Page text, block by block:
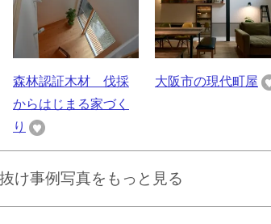
森林認証木材 伐採
からはじまる家づく
り
大阪市の現代町屋
け事例写真をもっと見る